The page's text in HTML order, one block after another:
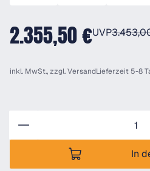
2.355,50 €UVP
inkl. MwSt., zzgl.VersandLieferzeit 5-8
In